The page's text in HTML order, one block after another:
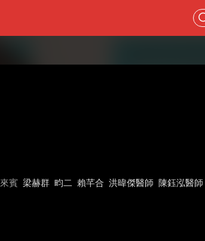
來賓 梁赫群 畇二 賴芊合 洪暐傑醫師 陳鈺泓醫師